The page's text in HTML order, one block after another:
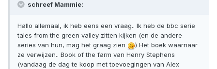
schreef Mammie:
Hallo allemaal, ik heb eens een vraag.. Ik heb de bbc serie
tales from the green valley zitten kijken (en de andere
series van hun, mag het graag zien
) Het boek waarnaar
ze verwijzen.. Book of the farm van Henry Stephens
(vandaag de dag te koop met toevoegingen van Alex